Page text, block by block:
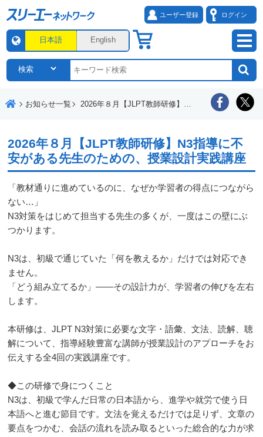
ユーザー登録 ログイン
日本語 English
お知らせ一覧 2026年８月【JLPT教師研修】N3指導に不安がある先生のための、授業設計実践講座
2026年８月【JLPT教師研修】N3指導に不
安がある先生のための、授業設計実践講座
「教材通りに進めているのに、なぜか学習者の得点につながら
ない…」
N3対策をはじめて担当する先生の多くが、一度はこの壁にぶ
つかります。
N3は、初級で通じていた「何を教えるか」だけでは対応でき
ません。
「どう組み立てるか」——その設計力が、学習者の伸びを左右
します。
本研修は、JLPT N3対策に必要な文字・語彙、文法、読解、聴
解について、指導経験豊富な講師が授業設計のアプローチをお
伝えする全4回の実践講座です。
◆この研修で身につくこと
N3は、初級で学んだ日常の日本語から、進学や就労で使う日
本語へと進む節目です。文法を覚えるだけでは足りず、文章の
要点をつかむ、会話の流れを読み取るといった総合的な力が求